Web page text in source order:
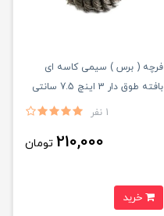
فرچه ( برس ) سیمی کاسه ای
بافته طوق دار 3 اینچ 7.5 سانتی
متر ساب ایران ( کربلایی )
1 نفر
210,000 تومان